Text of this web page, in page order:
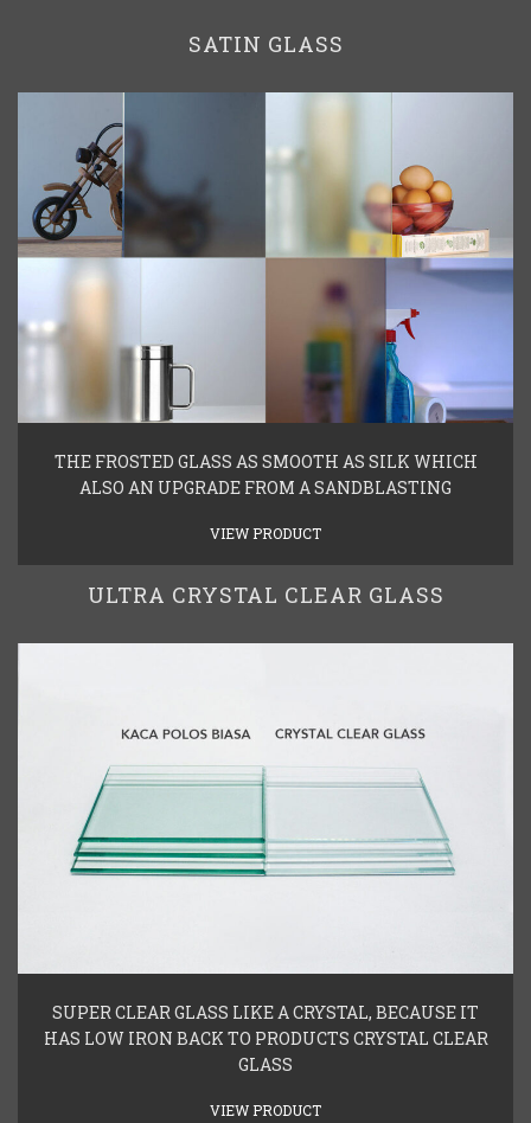
SATIN GLASS
THE FROSTED GLASS AS SMOOTH AS SILK WHICH
ALSO AN UPGRADE FROM A SANDBLASTING
VIEW PRODUCT
ULTRA CRYSTAL CLEAR GLASS
SUPER CLEAR GLASS LIKE A CRYSTAL, BECAUSE IT
HAS LOW IRON BACK TO PRODUCTS CRYSTAL CLEAR
GLASS
VIEW PRODUCT